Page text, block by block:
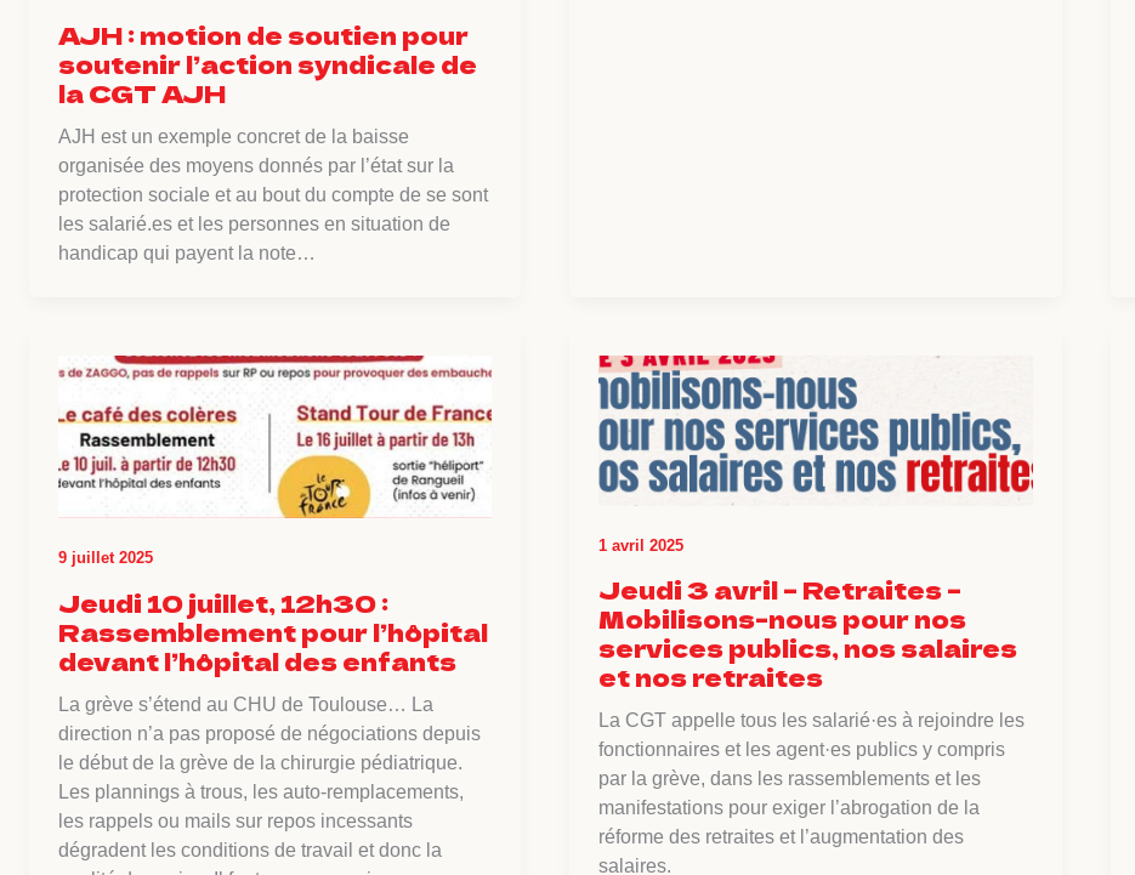
AJH : motion de soutien pour
soutenir l’action syndicale de
la CGT AJH
AJH est un exemple concret de la baisse
organisée des moyens donnés par l’état sur la
protection sociale et au bout du compte de se sont
les salarié.es et les personnes en situation de
handicap qui payent la note…
9 juillet 2025
Jeudi 10 juillet, 12h30 :
Rassemblement pour l’hôpital
devant l’hôpital des enfants
La grève s’étend au CHU de Toulouse… La
direction n’a pas proposé de négociations depuis
le début de la grève de la chirurgie pédiatrique.
Les plannings à trous, les auto-remplacements,
les rappels ou mails sur repos incessants
dégradent les conditions de travail et donc la
1 avril 2025
Jeudi 3 avril – Retraites –
Mobilisons-nous pour nos
services publics, nos salaires
et nos retraites
La CGT appelle tous les salarié·es à rejoindre les
fonctionnaires et les agent·es publics y compris
par la grève, dans les rassemblements et les
manifestations pour exiger l’abrogation de la
réforme des retraites et l’augmentation des
salaires.